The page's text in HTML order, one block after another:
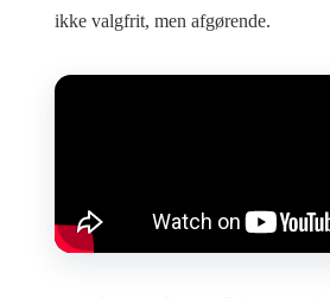
ikke valgfrit, men afgørende.